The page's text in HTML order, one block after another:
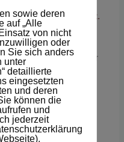
auch für uns selbst.
Dich viel häufiger für
– das Leben wird
viel mehr Spaß. 🙂
sowie deren
auf „Alle
von nicht
oder
Sie sich anders
unter
detaillierte
eingesetzten
und deren
können die
und
jederzeit